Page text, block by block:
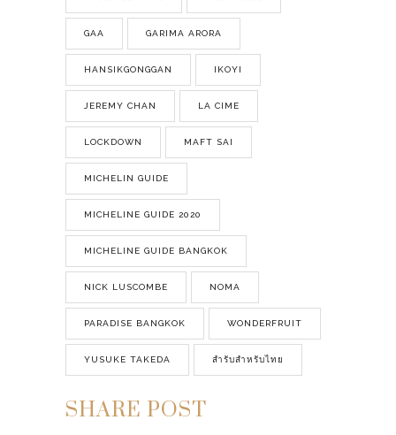
GAA GARIMA ARORA
HANSIKGONGGAN IKOYI
JEREMY CHAN LA CIME
LOCKDOWN MAFT SAI
MICHELIN GUIDE
MICHELINE GUIDE 2020
MICHELINE GUIDE BANGKOK
NICK LUSCOMBE NOMA
PARADISE BANGKOK WONDERFRUIT
YUSUKE TAKEDA สำรับสำหรับไทย
SHARE POST